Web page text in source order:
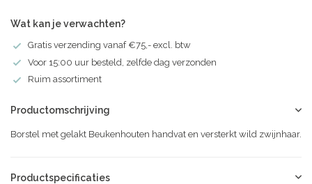
Wat kan je verwachten?
Gratis verzending vanaf €75,- excl. btw
Voor 15:00 uur besteld, zelfde dag verzonden
Ruim assortiment
Productomschrijving
Borstel met gelakt Beukenhouten handvat en versterkt wild zwijnhaar.
Productspecificaties